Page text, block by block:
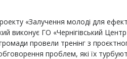
«Залучення молоді для
виконує ГО «Чернігівський
провели тренінг з
проблем, які їх